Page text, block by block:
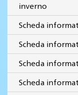
inverno
Scheda
Scheda
Scheda
Scheda